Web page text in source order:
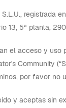
registrada
5ª planta,
el acceso y
Community
por favor no
y aceptas sin